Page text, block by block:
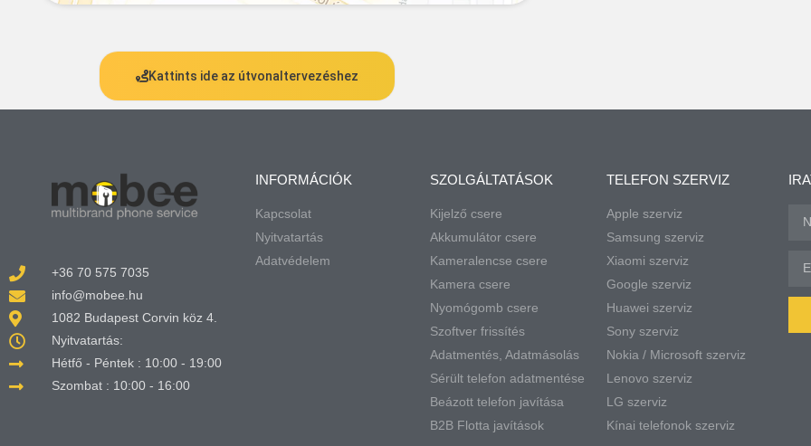
Kattints ide az útvonaltervezéshez
+36 70 575 7035
info@mobee.hu
1082 Budapest Corvin köz 4.
Nyitvatartás:
Hétfő - Péntek : 10:00 - 19:00
Szombat : 10:00 - 16:00
INFORMÁCIÓK
Kapcsolat
Nyitvatartás
Adatvédelem
SZOLGÁLTATÁSOK
Kijelző csere
Akkumulátor csere
Kameralencse csere
Kamera csere
Nyomógomb csere
Szoftver frissítés
Adatmentés, Adatmásolás
Sérült telefon adatmentése
Beázott telefon javítása
B2B Flotta javítások
TELEFON SZERVIZ
Apple szerviz
Samsung szerviz
Xiaomi szerviz
Google szerviz
Huawei szerviz
Sony szerviz
Nokia / Microsoft szerviz
Lenovo szerviz
LG szerviz
Kínai telefonok szerviz